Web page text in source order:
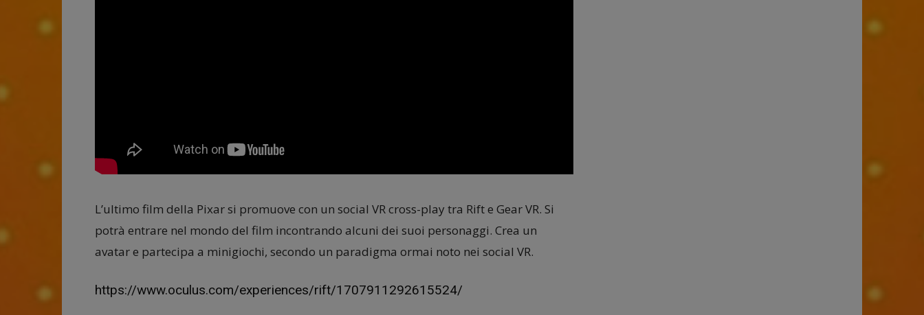
L’ultimo film della Pixar si promuove con un social VR cross-play tra Rift e Gear VR. Si
potrà entrare nel mondo del film incontrando alcuni dei suoi personaggi. Crea un
avatar e partecipa a minigiochi, secondo un paradigma ormai noto nei social VR.
https://www.oculus.com/experiences/rift/1707911292615524/